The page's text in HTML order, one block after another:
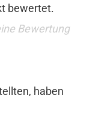
bewertet.
Bewertung
haben